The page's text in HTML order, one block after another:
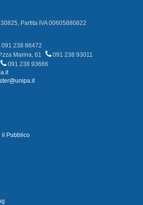
Partita IVA 00605880822
091 238 86472
Marina, 61
091 238 93011
091 238 93666
il Pubblico